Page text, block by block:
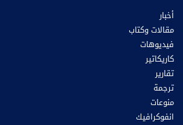
أخبار
مقالات وكتاب
فيديوهات
كاريكاتير
تقارير
ترجمة
منوعات
انفوكرافيك